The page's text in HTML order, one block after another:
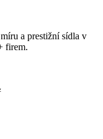
a prestižní sídla v
firem.